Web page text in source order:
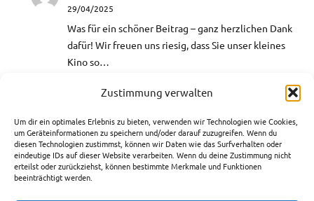
Zustimmung verwalten
Um dir ein optimales Erlebnis zu bieten, verwenden wir Technologien wie Cookies,
um Geräteinformationen zu speichern und/oder darauf zuzugreifen. Wenn du
diesen Technologien zustimmst, können wir Daten wie das Surfverhalten oder
eindeutige IDs auf dieser Website verarbeiten. Wenn du deine Zustimmung nicht
erteilst oder zurückziehst, können bestimmte Merkmale und Funktionen
beeinträchtigt werden.
29/04/2025
Was für ein schöner Beitrag – ganz herzlichen Dank
dafür!​ Wir freuen uns riesig, dass Sie unser kleines
Kino so…
zuAquarellmalerei- Lust auf
10/03/2025
Hallo, ich war auch bei einer VHS-Bildungszeit bei
der Künstlerin Edeltraut Rath. Hat mir sehr gefallen
und ich weiß nun…